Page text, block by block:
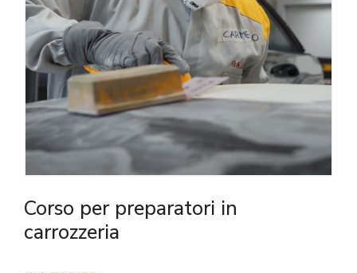
Corso per preparatori in
carrozzeria